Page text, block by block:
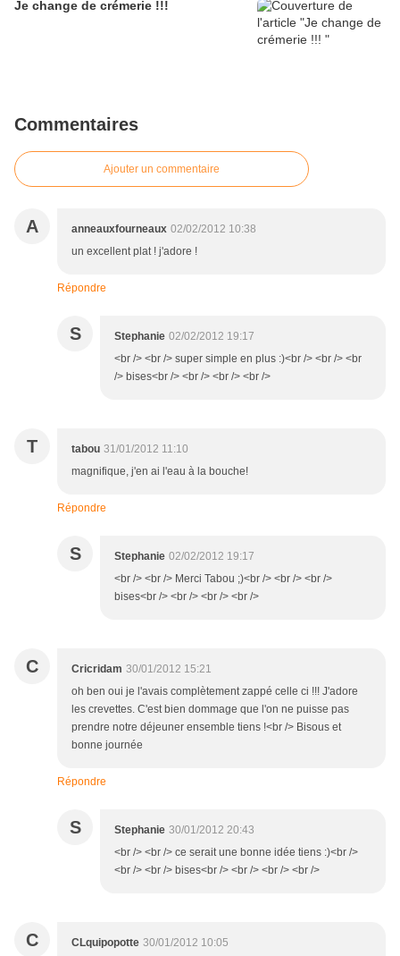
Je change de crémerie !!!
Commentaires
Ajouter un commentaire
A anneauxfourneaux 02/02/2012 10:38
un excellent plat ! j'adore !
Répondre
S Stephanie 02/02/2012 19:17
<br /> <br /> super simple en plus :)<br /> <br /> <br
/> bises<br /> <br /> <br /> <br />
T tabou 31/01/2012 11:10
magnifique, j'en ai l'eau à la bouche!
Répondre
S Stephanie 02/02/2012 19:17
<br /> <br /> Merci Tabou ;)<br /> <br /> <br />
bises<br /> <br /> <br /> <br />
C Cricridam 30/01/2012 15:21
oh ben oui je l'avais complètement zappé celle ci !!! J'adore
les crevettes. C'est bien dommage que l'on ne puisse pas
prendre notre déjeuner ensemble tiens !<br /> Bisous et
bonne journée
Répondre
S Stephanie 30/01/2012 20:43
<br /> <br /> ce serait une bonne idée tiens :)<br />
<br /> <br /> bises<br /> <br /> <br /> <br />
C CLquipopotte 30/01/2012 10:05